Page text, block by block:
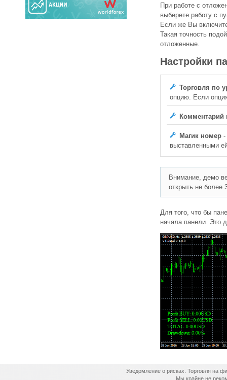
При работе с
выберете работу с
Если же Вы включите
Такая точность
отложенные.
Настройки
Торговля по
опцию. Если
Комментарий
Магик номер -
выставленными
Внимание, демо
открыть не более
Для того, что бы
начала панели. Это
Александр
Jora999Опубликована
Уведомление о рисках. Торговля на
Мы крайне не